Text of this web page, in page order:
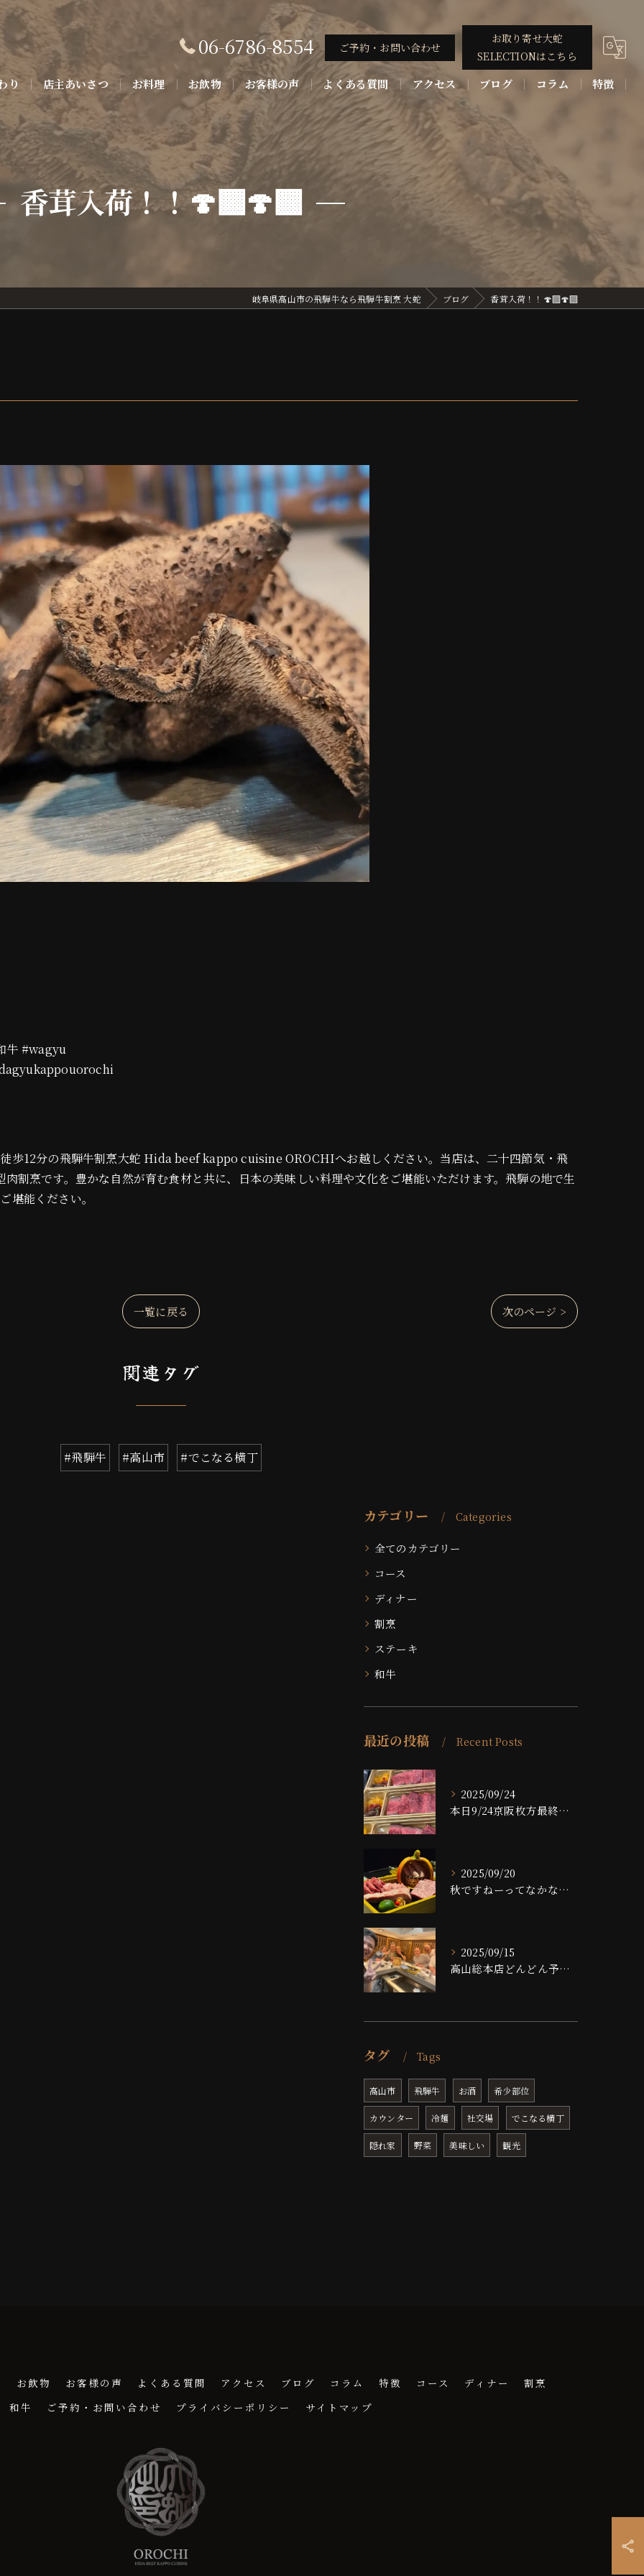
06-6786-8554 ご予約・お問い合わせ
お取り寄せ大蛇
SELECTIONはこちら
り 店主あいさつ お料理 お飲物 お客様の声 よくある質問 アクセス ブログ コラム 特徴
割烹
ステーキ
和牛
香茸入荷！！🍄‍🟫🍄‍🟫
岐阜県高山市の飛騨牛なら飛騨牛割烹 大蛇 ブログ 香茸入荷！！🍄‍🟫🍄‍🟫
牛 #wagyu
歩12分の飛騨牛割烹大蛇 Hida beef kappo cuisine OROCHIへお越しください。当店は、二十四節気・飛
割烹です。豊かな自然が育む食材と共に、日本の美味しい料理や文化をご堪能いただけます。飛騨の地で生
堪能ください。
一覧に戻る 次のページ >
関連タグ
#飛騨牛 #高山市 #でこなる横丁
カテゴリー Categories
全てのカテゴリー
コース
ディナー
割烹
ステーキ
和牛
最近の投稿 Recent Posts
2025/09/24
本日9/24京阪枚方最終日です！！
2025/09/20
秋ですねーってなかなかならない大阪ですが、夜は大分涼しくなっ...
2025/09/15
高山総本店どんどん予約埋まっております！！
タグ Tags
高山市 飛騨牛 お酒 希少部位
カウンター 冷麺 社交場 でこなる横丁
隠れ家 野菜 美味しい 観光
お飲物 お客様の声 よくある質問 アクセス ブログ コラム 特徴 コース ディナー
割烹
和牛 ご予約・お問い合わせ プライバシーポリシー サイトマップ